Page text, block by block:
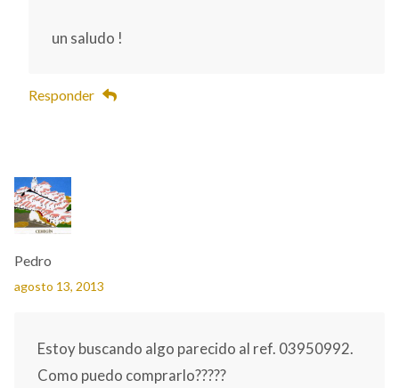
un saludo !
Responder
Pedro
agosto 13, 2013
Estoy buscando algo parecido al ref. 03950992.
Como puedo comprarlo?????